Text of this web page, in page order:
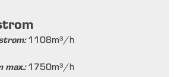
1108m³/h
max.:1750m³/h